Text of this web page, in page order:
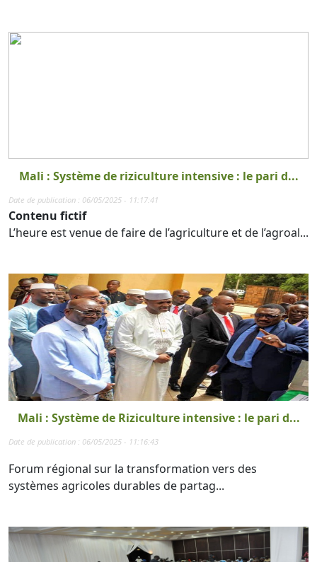
Mali : Système de riziculture intensive : le pari d...
Date de publication : 06/05/2025 - 11:17:41
Contenu fictif
L’heure est venue de faire de l’agriculture et de l’agroal...
Mali : Système de Riziculture intensive : le pari d...
Date de publication : 06/05/2025 - 11:16:43
Forum régional sur la transformation vers des
systèmes agricoles durables de partag...